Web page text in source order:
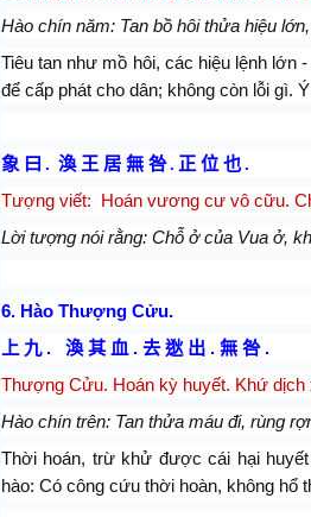
Hào chín năm: Tan bồ hôi thửa hiệu lớn,
Tiêu tan như mồ hôi, các hiệu lệnh lớn
để cấp phát cho dân; không còn lỗi gì.
象 曰 . 渙 王 居 無 咎. 正 位 也.
Tượng viết: Hoán vương cư vô cữu.
Lời tượng nói rằng: Chỗ ở của Vua ở,
6. Hào Thượng Cửu.
上 九 . 渙 其 血 . 去 逖 出 . 無 咎 .
Thượng Cửu. Hoán kỳ huyết. Khứ dịch
Hào chín trên: Tan thửa máu đi, rùng
Thời hoán, trừ khử được cái hại
hào: Có công cứu thời hoàn, không hổ